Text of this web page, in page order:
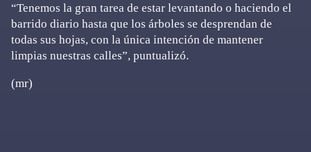
“Tenemos la gran tarea de estar levantando o haciendo el
barrido diario hasta que los árboles se desprendan de
todas sus hojas, con la única intención de mantener
limpias nuestras calles”, puntualizó.
(mr)